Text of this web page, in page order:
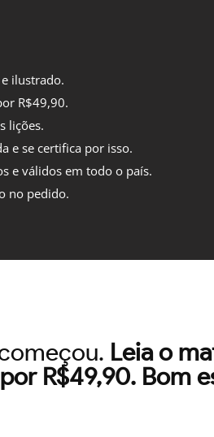
ilustrado.
R$49,90.
lições.
e se certifica por isso.
e válidos em todo o país.
no pedido.
Leia o
R$49,90. Bom